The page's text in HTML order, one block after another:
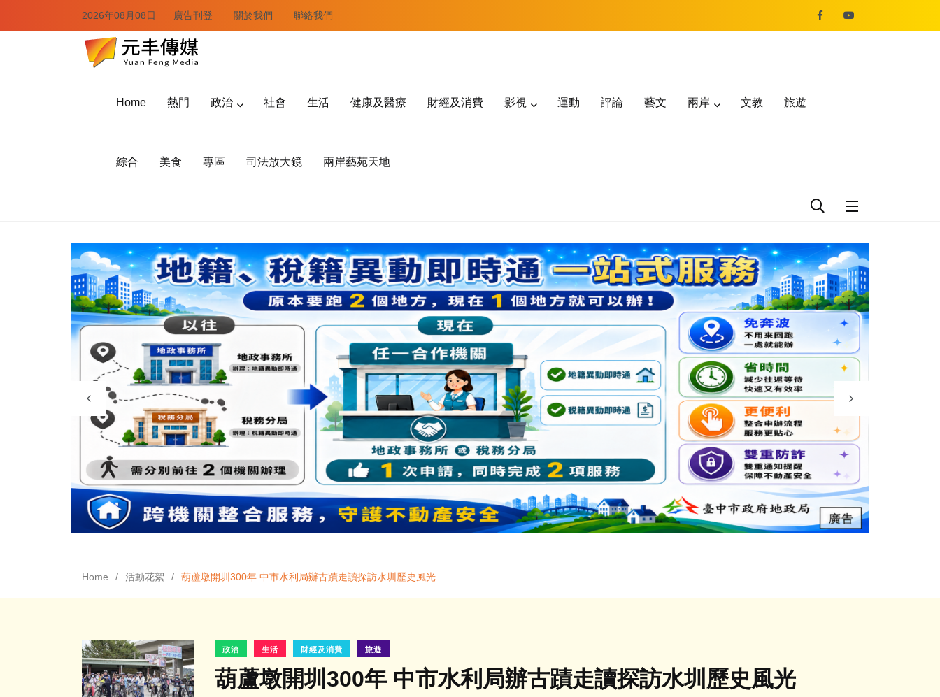
2026年08月08日 廣告刊登 關於我們 聯絡我們
Home 熱門 政治 社會 生活 健康及醫療 財經及消費 影視 運動 評論 藝文 兩岸 文教 旅遊
綜合 美食 專區 司法放大鏡 兩岸藝苑天地
Home 活動花絮 葫蘆墩開圳300年 中市水利局辦古蹟走讀探訪水圳歷史風光
政治 生活 財經及消費 旅遊
葫蘆墩開圳300年 中市水利局辦古蹟走讀探訪水圳歷史風光